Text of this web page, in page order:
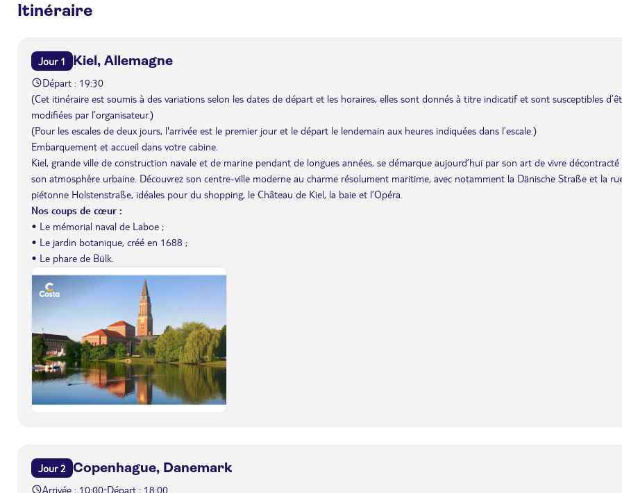
Itinéraire
Jour 1 Kiel, Allemagne
Départ : 19:30
(Cet itinéraire est soumis à des variations selon les dates de départ et les horaires, elles sont donnés à titre indicatif et sont susceptibles
modifiées par l’organisateur.)
(Pour les escales de deux jours, l'arrivée est le premier jour et le départ le lendemain aux heures indiquées dans l’escale.)
Embarquement et accueil dans votre cabine.
Kiel, grande ville de construction navale et de marine pendant de longues années, se démarque aujourd’hui par son art de vivre décontracté
son atmosphère urbaine. Découvrez son centre-ville moderne au charme résolument maritime, avec notamment la Dänische Straße et la
piétonne Holstenstraße, idéales pour du shopping, le Château de Kiel, la baie et l’Opéra.
Nos coups de cœur :
• Le mémorial naval de Laboe ;
• Le jardin botanique, créé en 1688 ;
• Le phare de Bülk.
Jour 2 Copenhague, Danemark
Arrivée : 10:00-Départ : 18:00